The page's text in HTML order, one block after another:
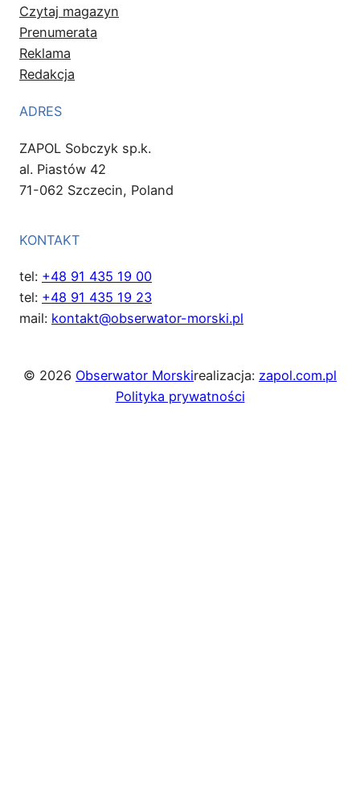
Czytaj magazyn
Prenumerata
Reklama
Redakcja
ADRES
ZAPOL Sobczyk sp.k.
al. Piastów 42
71-062 Szczecin, Poland
KONTAKT
tel: +48 91 435 19 00
tel: +48 91 435 19 23
mail: kontakt@obserwator-morski.pl
© 2026 Obserwator Morskirealizacja: zapol.com.pl
Polityka prywatności